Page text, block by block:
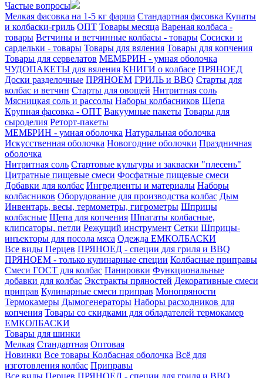
Частые вопросы
Мелкая фасовка на 1-5 кг фарша Стандартная фасовка Купаты
и колбаски-гриль ОПТ Товары месяца Вареная колбаса -
товары Ветчины и ветчинные колбасы - товары Сосиски и
сардельки - товары Товары для вяления Товары для копчения
Товары для сервелатов МЕМБРИН - умная оболочка
ЧУДОПАКЕТЫ для вяления КНИГИ о колбасе ПРЯНОЕД
Доски разделочные ПРЯНОЕМ ГРИЛЬ и BBQ Старты для
колбас и ветчин Старты для овощей Нитритная соль
Мясницкая соль и рассолы Наборы колбасников Щепа
Крупная фасовка - ОПТ Вакуумные пакеты Товары для
сыроделия Реторт-пакеты
МЕМБРИН - умная оболочка Натуральная оболочка
Искусственная оболочка Новогодние оболочки Праздничная
оболочка
Нитритная соль Стартовые культуры и закваски "плесень"
Цитратные пищевые смеси Фосфатные пищевые смеси
Добавки для колбас Ингредиенты и материалы Наборы
колбасников Оборудование для производства колбас Дым
Инвентарь, весы, термометры, гигрометры Шприцы
колбасные Щепа для копчения Шпагаты колбасные,
клипсаторы, петли Режущий инструмент Сетки Шприцы-
инъекторы для посола мяса Одежда ЕМКОЛБАСКИ
Все виды Перцев ПРЯНОЕД - специи для гриля и BBQ
ПРЯНОЕМ - только кулинарные специи Колбасные приправы
Смеси ГОСТ для колбас Панировки Функциональные
добавки для колбас Экстракты пряностей Декоративные смеси
приправ Кулинарные смеси приправ Монопряности
Термокамеры Дымогенераторы Наборы расходников для
копчения Товары со скидками для обладателей термокамер
ЕМКОЛБАСКИ
Товары для шинки
Мелкая Стандартная Оптовая
Новинки Все товары Колбасная оболочка Всё для
изготовления колбас Приправы
Все виды Перцев ПРЯНОЕД - специи для гриля и BBQ